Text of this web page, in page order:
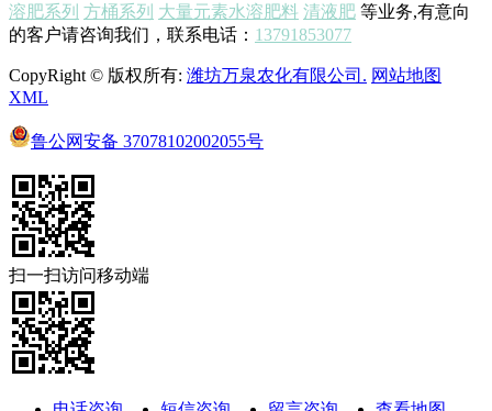
溶肥系列 方桶系列 大量元素水溶肥料 清液肥 等业务,有意向
的客户请咨询我们，联系电话： 13791853077
CopyRight © 版权所有: 潍坊万泉农化有限公司. 网站地图
XML
鲁公网安备 37078102002055号
扫一扫访问移动端